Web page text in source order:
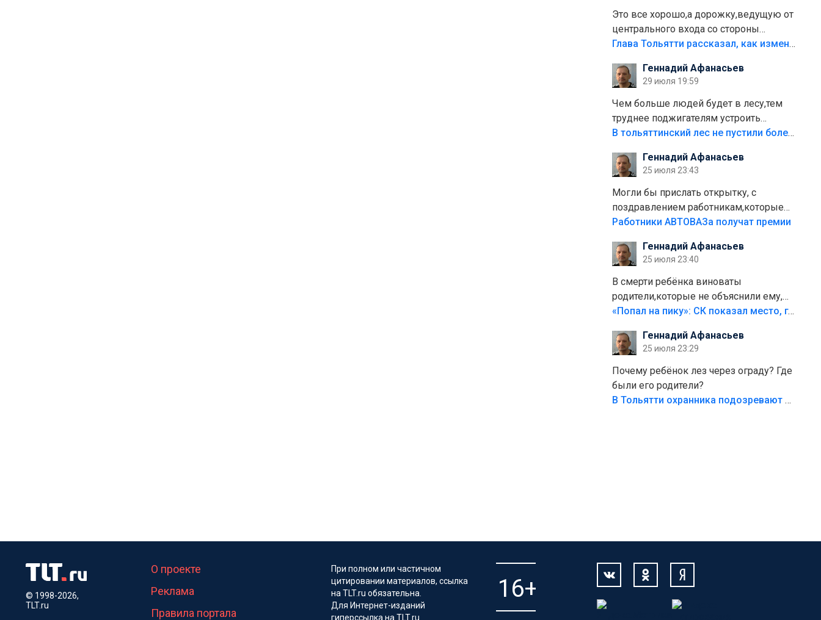
Это все хорошо,а дорожку,ведущую от
центрального входа со стороны
кафе"Мираж" к аттракционам слабо
плитки не хватило,т.к.осенью и зимой
лежала в парке и испортилась.Да
еще,видимо,часть украли.
Глава Тольятти рассказал, как изменится парк Центрального района
Геннадий Афанасьев
29 июля 19:59
Чем больше людей будет в лесу,тем
труднее поджигателям устроить
пожар.Тех кто разводит костры,тех
полно стоит,почему водители всё
равно едут в лес? Штрафы мизерные.
В тольяттинский лес не пустили более тысячи автомобилей
Геннадий Афанасьев
25 июля 23:43
Могли бы прислать открытку, с
поздравлением работникам,которые
больше сорока лет отработали на
Работники АВТОВАЗа получат премии
Геннадий Афанасьев
25 июля 23:40
В смерти ребёнка виноваты
родители,которые не объяснили ему,
что такое хорошо и что такое плохо!
безумия,есть же калитка,ворота!
Жалко ребёнка,но он сам выбрал свою
судьбу.
«Попал на пику»: СК показал место, где был смертельно травмирован ребенок в Тольятти
Геннадий Афанасьев
25 июля 23:29
Почему ребёнок лез через ограду? Где
были его родители?
В Тольятти охранника подозревают в причинении смерти ребенку
© 1998-2026,
TLT.ru
О проекте
Реклама
Правила портала
При полном или частичном
цитировании материалов, ссылка
на TLT.ru обязательна.
Для Интернет-изданий
гиперссылка на TLT.ru